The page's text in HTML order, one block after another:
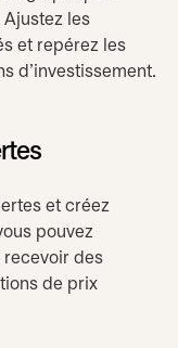
les
et repérez les
d’investissement.
et créez
pouvez
recevoir des
de prix